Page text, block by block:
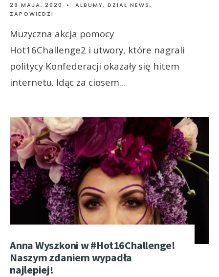
29 MAJA, 2020 • ALBUMY, DZIAŁ NEWS,
ZAPOWIEDZI
Muzyczna akcja pomocy
Hot16Challenge2 i utwory, które nagrali
politycy Konfederacji okazały się hitem
internetu. Idąc za ciosem...
Anna Wyszkoni w #Hot16Challenge!
Naszym zdaniem wypadła
najlepiej!